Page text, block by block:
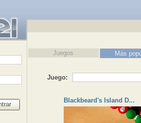
Juegos Más
Juego:
Blackbeard's Island D...